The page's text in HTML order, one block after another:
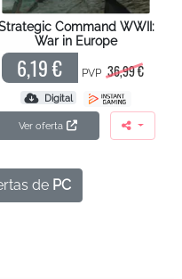
Command WWII:
War in Europe
6,19 € PVP 36,99 €
Digital
Ver oferta
de PC